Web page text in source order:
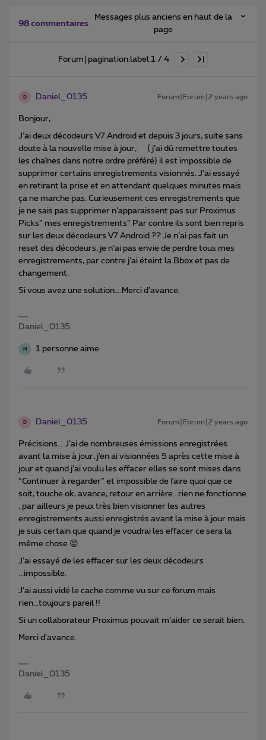
98 commentaires
Messages plus anciens en haut de la
page
Forum|pagination.label 1 / 4
D Daniel_0135 Forum|Forum|2 years ago
Bonjour,
J’ai deux décodeurs V7 Android et depuis 3 jours, suite sans
doute à la nouvelle mise à jour, ( j’ai dû remettre toutes
les chaînes dans notre ordre préféré) il est impossible de
supprimer certains enregistrements visionnés. J’ai essayé
en retirant la prise et en attendant quelques minutes mais
ça ne marche pas. Curieusement ces enregistrements que
je ne sais pas supprimer n’apparaissent pas sur Proximus
Picks” mes enregistrements” Par contre ils sont bien repris
sur les deux décodeurs V7 Android ?? Je n’ai pas fait un
reset des décodeurs, je n’ai pas envie de perdre tous mes
enregistrements, par contre j’ai éteint la Bbox et pas de
changement.
Si vous avez une solution….Merci d’avance.
Daniel_0135
M 1 personne aime
D Daniel_0135 Forum|Forum|2 years ago
Précisions… J’ai de nombreuses émissions enregistrées
avant la mise à jour, j’en ai visionnées 5 après cette mise à
jour et quand j’ai voulu les effacer elles se sont mises dans
“Continuer à regarder” et impossible de faire quoi que ce
soit, touche ok, avance, retour en arrière...rien ne fonctionne
, par ailleurs je peux très bien visionner les autres
enregistrements aussi enregistrés avant la mise à jour mais
je suis certain que quand je voudrai les effacer ce sera la
même chose 😡
J’ai essayé de les effacer sur les deux décodeurs
...impossible.
J’ai aussi vidé le cache comme vu sur ce forum mais
rien...toujours pareil !!
Si un collaborateur Proximus pouvait m’aider ce serait bien.
Merci d’avance.
Daniel_0135